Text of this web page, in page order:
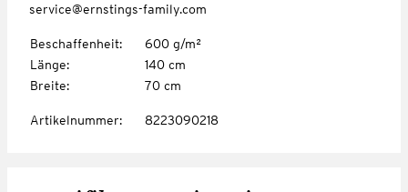
service@ernstings-family.com
Beschaffenheit:
600 g/m²
Länge:
140 cm
Breite: 70 cm
Artikelnummer: 8223090218